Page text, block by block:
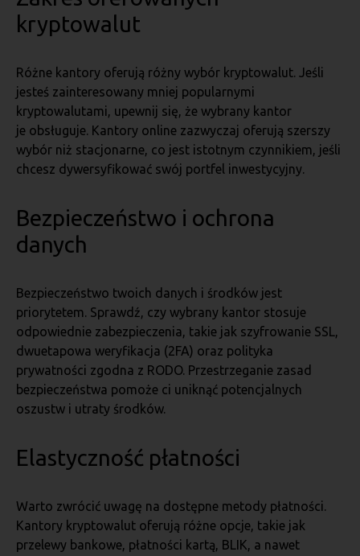
kryptowalut
Różne kantory oferują różny wybór kryptowalut. Jeśli
jesteś zainteresowany mniej popularnymi
kryptowalutami, upewnij się, że wybrany kantor
je obsługuje. Kantory online zazwyczaj oferują szerszy
wybór niż stacjonarne, co jest istotnym czynnikiem, jeśli
chcesz dywersyfikować swój portfel inwestycyjny.
Bezpieczeństwo i ochrona
danych
Bezpieczeństwo twoich danych i środków jest
priorytetem. Sprawdź, czy wybrany kantor stosuje
odpowiednie zabezpieczenia, takie jak szyfrowanie SSL,
dwuetapowa weryfikacja (2FA) oraz polityka
prywatności zgodna z RODO. Przestrzeganie zasad
bezpieczeństwa pomoże ci uniknąć potencjalnych
oszustw i utraty środków.
Elastyczność płatności
Warto zwrócić uwagę na dostępne metody płatności.
Kantory kryptowalut oferują różne opcje, takie jak
przelewy bankowe, płatności kartą, BLIK, a nawet